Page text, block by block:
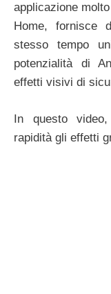
applicazione
Home, fornisce
stesso tempo
potenzialità di
effetti visivi di
In questo
rapidità gli effetti